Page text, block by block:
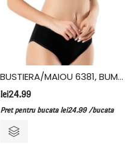
BUSTIERA/MAIOU 6381, BUMBAC/ELASTAN, KOTA
lei24.99
Pret pentru bucata lei24.99 /bucata